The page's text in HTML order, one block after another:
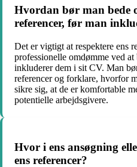
Hvordan bør man bede
referencer, før man
Det er vigtigt at respektere ens
professionelle omdømme ved
inkluderer dem i sit CV. Man
referencer og forklare, hvorfor
sikre sig, at de er komfortable
potentielle arbejdsgivere.
Hvor i ens ansøgning
ens referencer?